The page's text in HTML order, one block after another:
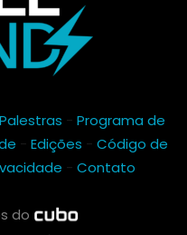
- Programa de
- Edições - Código de
- Contato
do